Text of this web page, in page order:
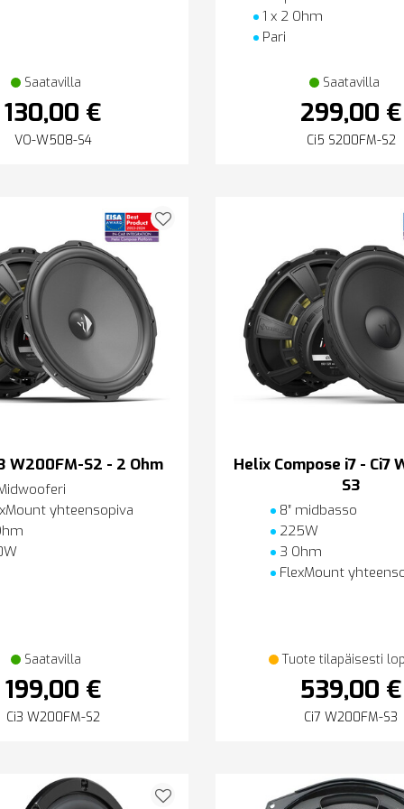
Saatavilla
130,00 €
VO-W508-S4
1 x 2 Ohm
Pari
Saatavilla
299,00 €
Ci5 S200FM-S2
W200FM-S2 - 2 Ohm
yhteensopiva
Saatavilla
199,00 €
Ci3 W200FM-S2
Helix Compose i7 - Ci7
S3
8″ midbasso
225W
3 Ohm
FlexMount
Tuote tilapäisesti
539,00 €
Ci7 W200FM-S3